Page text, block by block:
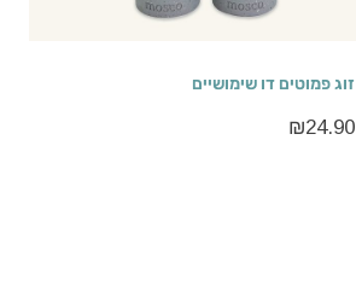
זוג פמוטים דו שימושיים
₪24.90